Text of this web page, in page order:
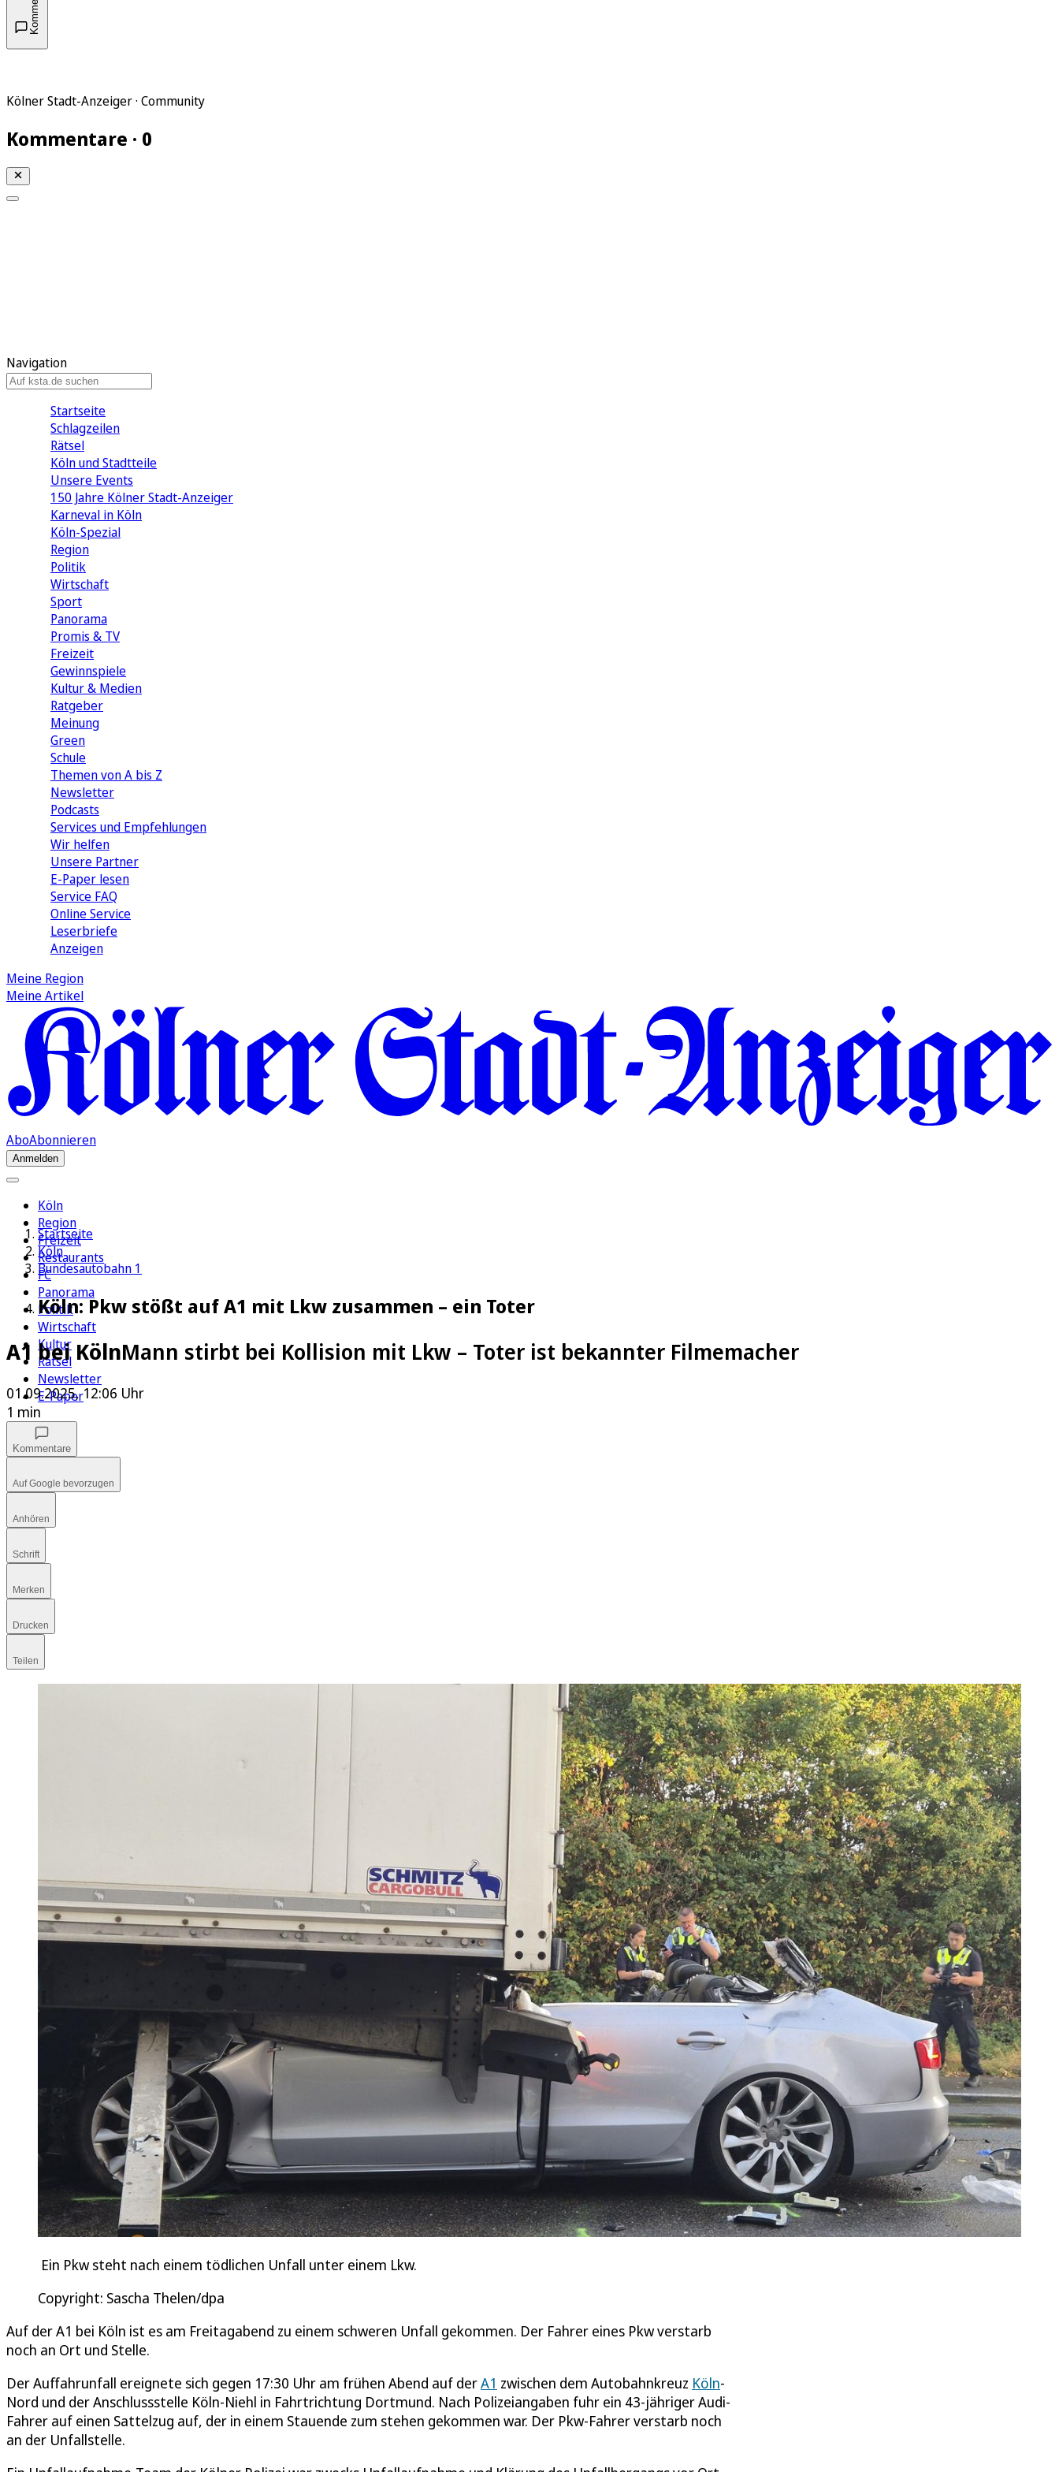
Kölner Stadt-Anzeiger · Community
Kommentare · 0
Navigation
Startseite
Schlagzeilen
Rätsel
Köln und Stadtteile
Unsere Events
150 Jahre Kölner Stadt-Anzeiger
Karneval in Köln
Köln-Spezial
Region
Politik
Wirtschaft
Sport
Panorama
Promis & TV
Freizeit
Gewinnspiele
Kultur & Medien
Ratgeber
Meinung
Green
Schule
Themen von A bis Z
Newsletter
Podcasts
Services und Empfehlungen
Wir helfen
Unsere Partner
E-Paper lesen
Service FAQ
Online Service
Leserbriefe
Anzeigen
Meine Region
Meine Artikel
AboAbonnieren
Anmelden
Köln
Region
Freizeit
Restaurants
FC
Panorama
Politik
Wirtschaft
Kultur
Rätsel
Newsletter
E-Paper
Startseite
Köln
Bundesautobahn 1
Köln: Pkw stößt auf A1 mit Lkw zusammen – ein Toter
A1 bei KölnMann stirbt bei Kollision mit Lkw – Toter ist bekannter Filmemacher
01.09.2025, 12:06 Uhr
1 min
Kommentare
Auf Google bevorzugen
Anhören
Schrift
Merken
Drucken
Teilen
Ein Pkw steht nach einem tödlichen Unfall unter einem Lkw.
Copyright: Sascha Thelen/dpa
Auf der A1 bei Köln ist es am Freitagabend zu einem schweren Unfall gekommen. Der Fahrer eines Pkw verstarb
noch an Ort und Stelle.
Der Auffahrunfall ereignete sich gegen 17:30 Uhr am frühen Abend auf derA1 zwischen dem Autobahnkreuz Köln-
Nord und der Anschlussstelle Köln-Niehl in Fahrtrichtung Dortmund. Nach Polizeiangaben fuhr ein 43-jähriger Audi-
Fahrer auf einen Sattelzug auf, der in einem Stauende zum stehen gekommen war. Der Pkw-Fahrer verstarb noch
an der Unfallstelle.